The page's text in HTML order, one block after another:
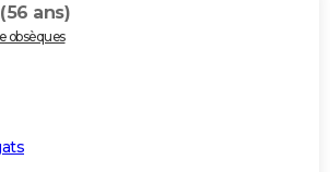
(56 ans)
obsèques